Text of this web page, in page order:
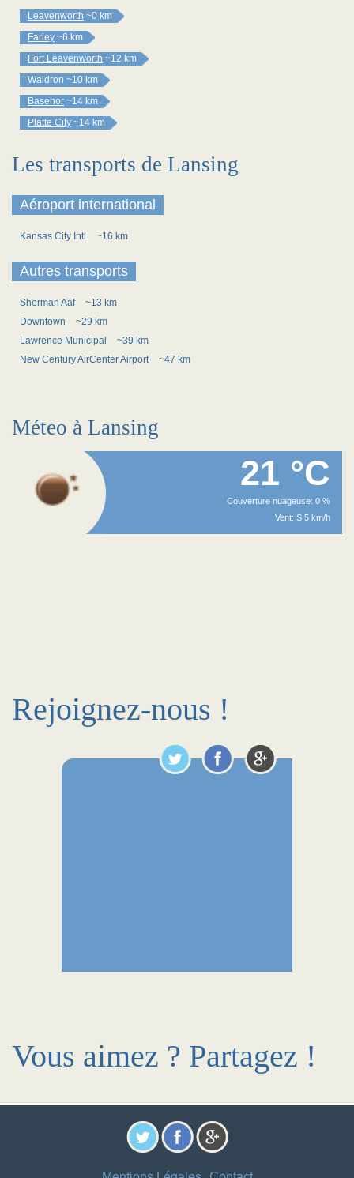
Leavenworth ~0 km
Farley ~6 km
Fort Leavenworth ~12 km
Waldron ~10 km
Basehor ~14 km
Platte City ~14 km
Les transports de Lansing
Aéroport international
Kansas City Intl ~16 km
Autres transports
Sherman Aaf
~13 km
Downtown
~29 km
Lawrence Municipal
~39 km
New Century AirCenter Airport
~47 km
Méteo à Lansing
21 °C
Couverture nuageuse: 0 %
Vent: S 5 km/h
Rejoignez-nous !
Vous aimez ? Partagez !